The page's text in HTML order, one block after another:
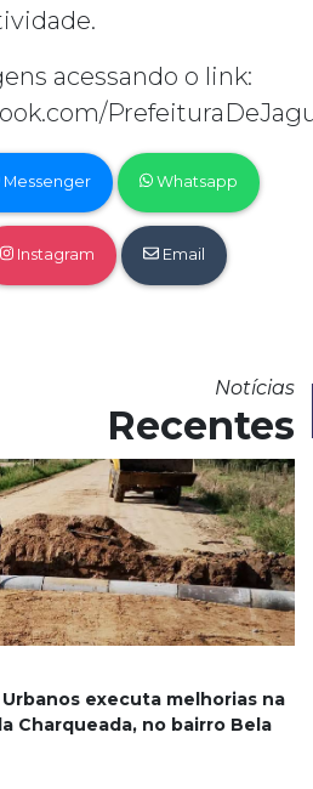
acessando o link:
Messenger Whatsapp
Instagram Email
Notícias
Recentes
executa melhorias na
Charqueada, no bairro Bela